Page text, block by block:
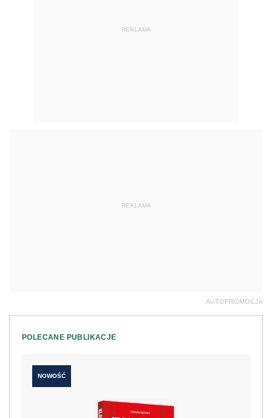
REKLAMA
REKLAMA
AUTOPROMOCJA
POLECANE PUBLIKACJE
NOWOŚĆ